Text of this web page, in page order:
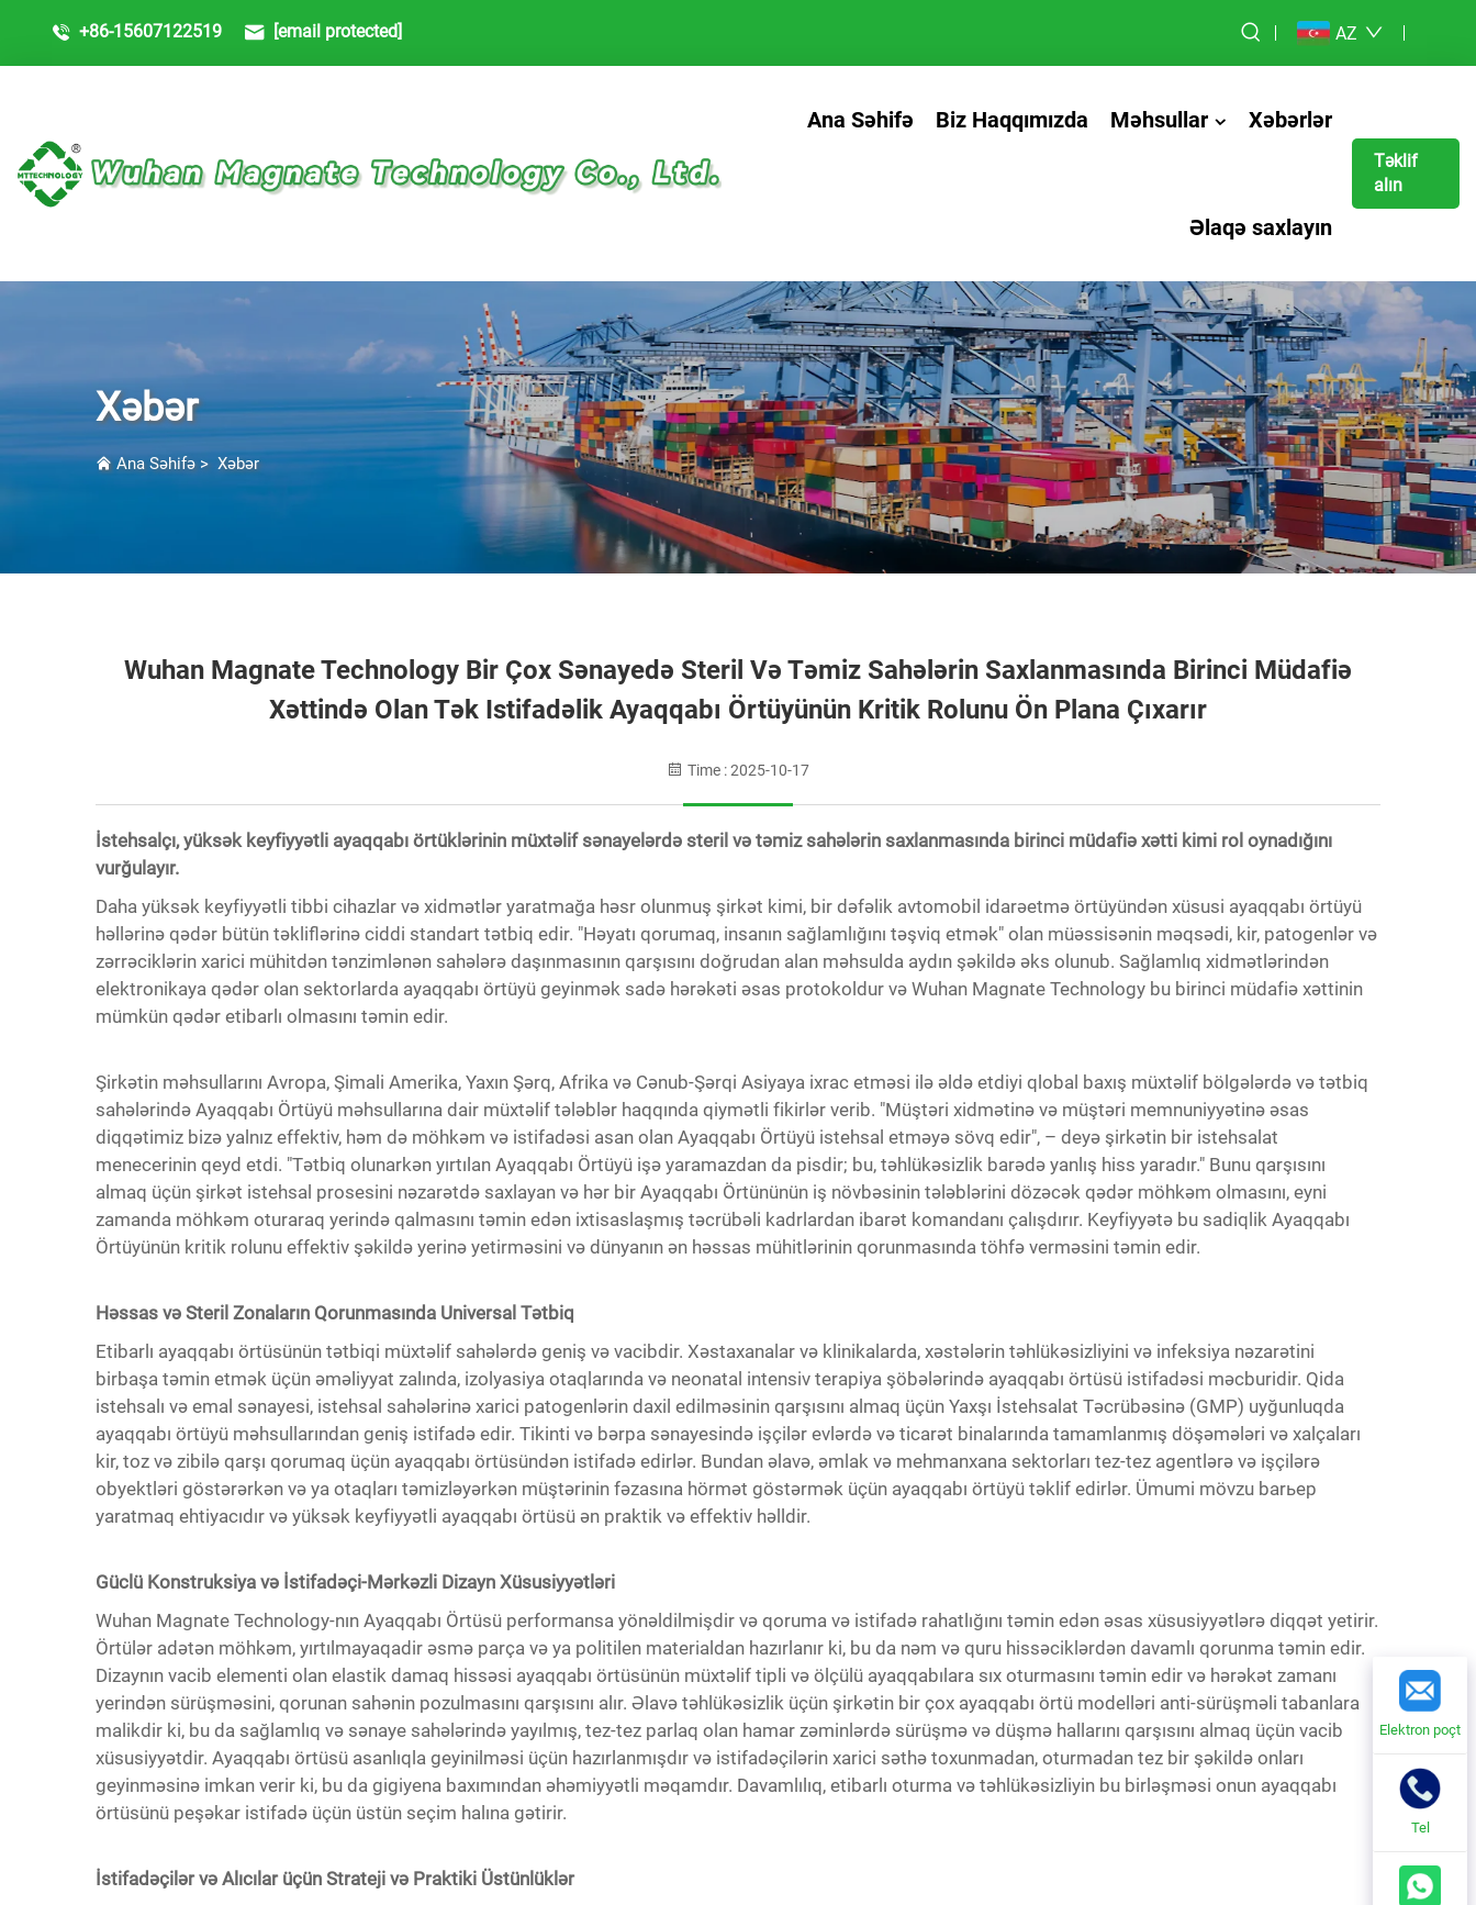
+86-15607122519 [email protected] AZ
Ana Səhifə Biz Haqqımızda Məhsullar Xəbərlər
Əlaqə saxlayın
Təklif
alın
Xəbər
Ana Səhifə > Xəbər
Wuhan Magnate Technology Bir Çox Sənayedə Steril Və Təmiz Sahələrin Saxlanmasında Birinci Müdafiə
Xəttində Olan Tək Istifadəlik Ayaqqabı Örtüyünün Kritik Rolunu Ön Plana Çıxarır
Time : 2025-10-17
İstehsalçı, yüksək keyfiyyətli ayaqqabı örtüklərinin müxtəlif sənayelərdə steril və təmiz sahələrin saxlanmasında birinci müdafiə xətti kimi rol oynadığını
vurğulayır.
Daha yüksək keyfiyyətli tibbi cihazlar və xidmətlər yaratmağa həsr olunmuş şirkət kimi, bir dəfəlik avtomobil idarəetmə örtüyündən xüsusi ayaqqabı örtüyü
həllərinə qədər bütün təkliflərinə ciddi standart tətbiq edir. "Həyatı qorumaq, insanın sağlamlığını təşviq etmək" olan müəssisənin məqsədi, kir, patogenlər və
zərrəciklərin xarici mühitdən tənzimlənən sahələrə daşınmasının qarşısını doğrudan alan məhsulda aydın şəkildə əks olunub. Sağlamlıq xidmətlərindən
elektronikaya qədər olan sektorlarda ayaqqabı örtüyü geyinmək sadə hərəkəti əsas protokoldur və Wuhan Magnate Technology bu birinci müdafiə xəttinin
mümkün qədər etibarlı olmasını təmin edir.
Şirkətin məhsullarını Avropa, Şimali Amerika, Yaxın Şərq, Afrika və Cənub-Şərqi Asiyaya ixrac etməsi ilə əldə etdiyi qlobal baxış müxtəlif bölgələrdə və tətbiq
sahələrində Ayaqqabı Örtüyü məhsullarına dair müxtəlif tələblər haqqında qiymətli fikirlər verib. "Müştəri xidmətinə və müştəri memnuniyyətinə əsas
diqqətimiz bizə yalnız effektiv, həm də möhkəm və istifadəsi asan olan Ayaqqabı Örtüyü istehsal etməyə sövq edir", – deyə şirkətin bir istehsalat
menecerinin qeyd etdi. "Tətbiq olunarkən yırtılan Ayaqqabı Örtüyü işə yaramazdan da pisdir; bu, təhlükəsizlik barədə yanlış hiss yaradır." Bunu qarşısını
almaq üçün şirkət istehsal prosesini nəzarətdə saxlayan və hər bir Ayaqqabı Örtününün iş növbəsinin tələblərini dözəcək qədər möhkəm olmasını, eyni
zamanda möhkəm oturaraq yerində qalmasını təmin edən ixtisaslaşmış təcrübəli kadrlardan ibarət komandanı çalışdırır. Keyfiyyətə bu sadiqlik Ayaqqabı
Örtüyünün kritik rolunu effektiv şəkildə yerinə yetirməsini və dünyanın ən həssas mühitlərinin qorunmasında töhfə verməsini təmin edir.
Həssas və Steril Zonaların Qorunmasında Universal Tətbiq
Etibarlı ayaqqabı örtüsünün tətbiqi müxtəlif sahələrdə geniş və vacibdir. Xəstaxanalar və klinikalarda, xəstələrin təhlükəsizliyini və infeksiya nəzarətini
birbaşa təmin etmək üçün əməliyyat zalında, izolyasiya otaqlarında və neonatal intensiv terapiya şöbələrində ayaqqabı örtüsü istifadəsi məcburidir. Qida
istehsalı və emal sənayesi, istehsal sahələrinə xarici patogenlərin daxil edilməsinin qarşısını almaq üçün Yaxşı İstehsalat Təcrübəsinə (GMP) uyğunluqda
ayaqqabı örtüyü məhsullarından geniş istifadə edir. Tikinti və bərpa sənayesində işçilər evlərdə və ticarət binalarında tamamlanmış döşəmələri və xalçaları
kir, toz və zibilə qarşı qorumaq üçün ayaqqabı örtüsündən istifadə edirlər. Bundan əlavə, əmlak və mehmanxana sektorları tez-tez agentlərə və işçilərə
obyektləri göstərərkən və ya otaqları təmizləyərkən müştərinin fəzasına hörmət göstərmək üçün ayaqqabı örtüyü təklif edirlər. Ümumi mövzu barьер
yaratmaq ehtiyacıdır və yüksək keyfiyyətli ayaqqabı örtüsü ən praktik və effektiv həlldir.
Güclü Konstruksiya və İstifadəçi-Mərkəzli Dizayn Xüsusiyyətləri
Wuhan Magnate Technology-nın Ayaqqabı Örtüsü performansa yönəldilmişdir və qoruma və istifadə rahatlığını təmin edən əsas xüsusiyyətlərə diqqət yetirir.
Örtülər adətən möhkəm, yırtılmayaqadir əsmə parça və ya politilen materialdan hazırlanır ki, bu da nəm və quru hissəciklərdən davamlı qorunma təmin edir.
Dizaynın vacib elementi olan elastik damaq hissəsi ayaqqabı örtüsünün müxtəlif tipli və ölçülü ayaqqabılara sıx oturmasını təmin edir və hərəkət zamanı
yerindən sürüşməsini, qorunan sahənin pozulmasını qarşısını alır. Əlavə təhlükəsizlik üçün şirkətin bir çox ayaqqabı örtü modelləri anti-sürüşməli tabanlara
malikdir ki, bu da sağlamlıq və sənaye sahələrində yayılmış, tez-tez parlaq olan hamar zəminlərdə sürüşmə və düşmə hallarını qarşısını almaq üçün vacib
xüsusiyyətdir. Ayaqqabı örtüsü asanlıqla geyinilməsi üçün hazırlanmışdır və istifadəçilərin xarici səthə toxunmadan, oturmadan tez bir şəkildə onları
geyinməsinə imkan verir ki, bu da gigiyena baxımından əhəmiyyətli məqamdır. Davamlılıq, etibarlı oturma və təhlükəsizliyin bu birləşməsi onun ayaqqabı
örtüsünü peşəkar istifadə üçün üstün seçim halına gətirir.
İstifadəçilər və Alıcılar üçün Strateji və Praktiki Üstünlüklər
Elektron poçt
Tel